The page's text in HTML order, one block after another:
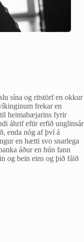
sína og ritstörf en okkur
frekar en
heimabæjarins fyrir
áhrif eftir erfið unglinsár
enda nóg af því á
en hætti svo snarlega
áður en hún fann
og bein eins og þið fáið